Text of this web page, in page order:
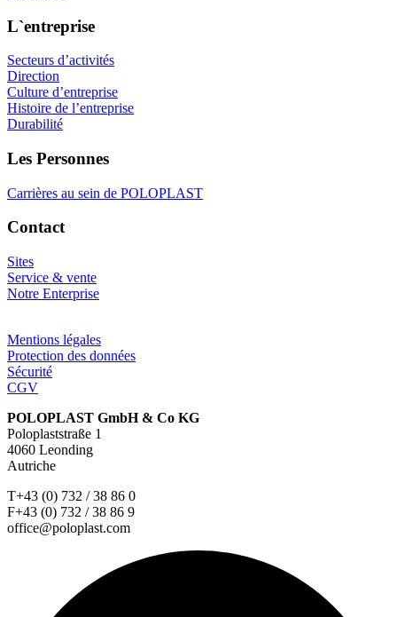
L`entreprise
Secteurs d’activités
Direction
Culture d’entreprise
Histoire de l’entreprise
Durabilité
Les Personnes
Carrières au sein de POLOPLAST
Contact
Sites
Service & vente
Notre Enterprise
Mentions légales
Protection des données
Sécurité
CGV
POLOPLAST GmbH & Co KG
Poloplaststraße 1
4060 Leonding
Autriche
T+43 (0) 732 / 38 86 0
F+43 (0) 732 / 38 86 9
office@poloplast.com